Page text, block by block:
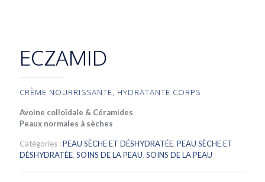
ECZAMID
CRÈME NOURRISSANTE, HYDRATANTE CORPS
Avoine colloïdale & Céramides
Peaux normales à sèches
Catégories :PEAU SÈCHE ET DÉSHYDRATÉE, PEAU SÈCHE ET
DÉSHYDRATÉE, SOINS DE LA PEAU, SOINS DE LA PEAU